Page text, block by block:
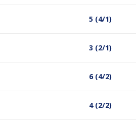
5 (4/1)
3 (2/1)
6 (4/2)
4 (2/2)